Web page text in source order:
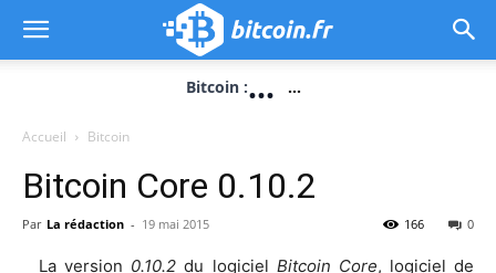
Bitcoin :... ...
Accueil Bitcoin
Bitcoin Core 0.10.2
Par La rédaction - 19 mai 2015 0
166
La version 0.10.2 du logiciel Bitcoin Core, logiciel de